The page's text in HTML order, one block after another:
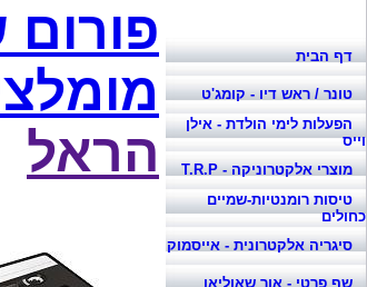
דף הבית
טונר / ראש דיו - קומג'ט
הפעלות לימי הולדת - אילן
וייס
מוצרי אלקטרוניקה - T.R.P
טיסות רומנטיות-שמיים
כחולים
סיגריה אלקטרונית - אייסמוק
שף פרטי - אור שאוליאן
פורום
הראל